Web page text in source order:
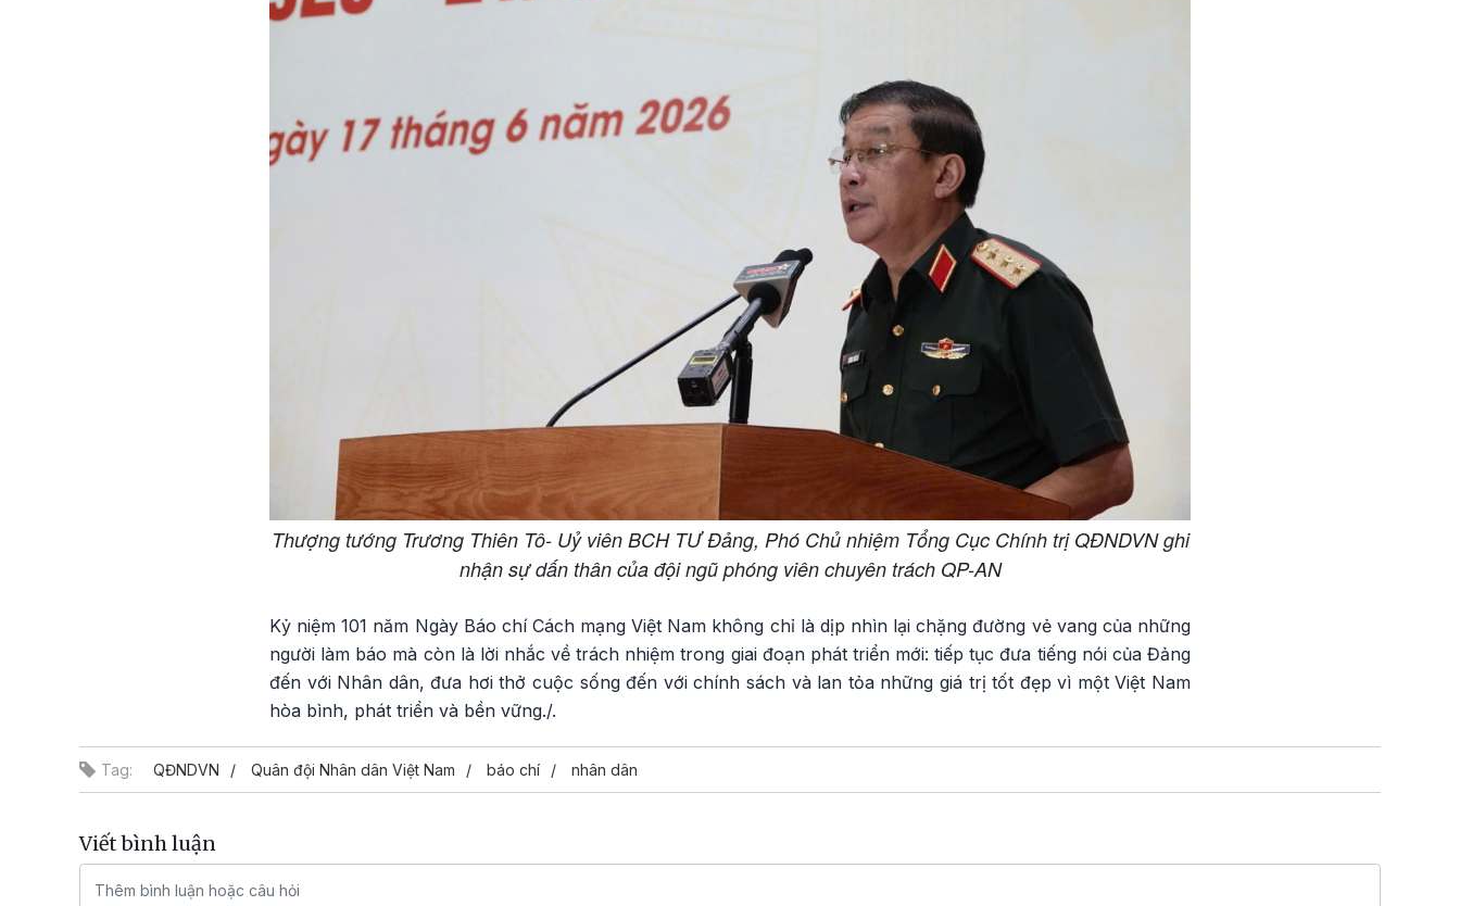
Thượng tướng Trương Thiên Tô- Uỷ viên BCH TƯ Đảng, Phó Chủ nhiệm Tổng Cục Chính trị QĐNDVN ghi
nhận sự dấn thân của đội ngũ phóng viên chuyên trách QP-AN
Kỷ niệm 101 năm Ngày Báo chí Cách mạng Việt Nam không chỉ là dịp nhìn lại chặng đường vẻ vang của những
người làm báo mà còn là lời nhắc về trách nhiệm trong giai đoạn phát triển mới: tiếp tục đưa tiếng nói của Đảng
đến với Nhân dân, đưa hơi thở cuộc sống đến với chính sách và lan tỏa những giá trị tốt đẹp vì một Việt Nam
hòa bình, phát triển và bền vững./.
Tag: QĐNDVN Quân đội Nhân dân Việt Nam báo chí nhân dân
Viết bình luận